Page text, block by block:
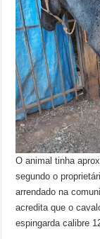
O animal tinha
segundo o
arrendado na
acredita que o
espingarda calibre